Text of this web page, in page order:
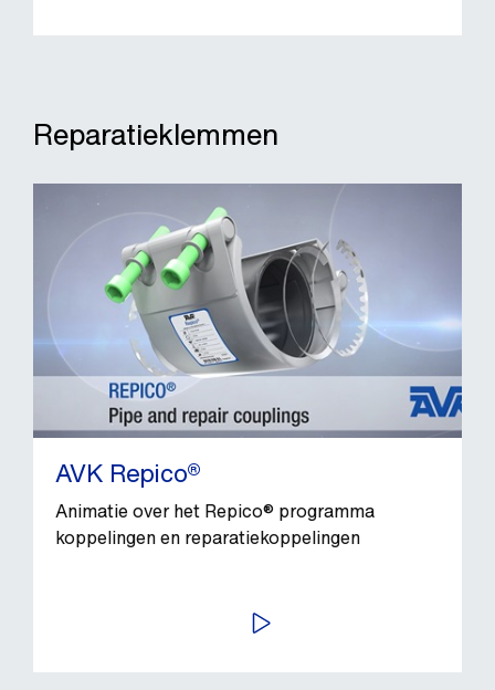
Reparatieklemmen
AVK Repico®
Animatie over het Repico® programma
koppelingen en reparatiekoppelingen
BEKIJK VIDEO